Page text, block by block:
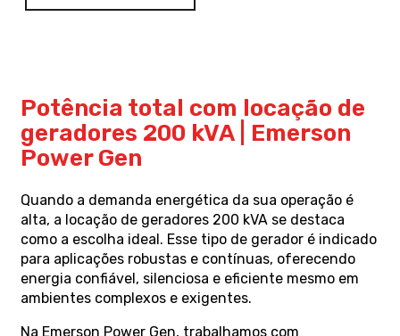
Potência total com locação de
geradores 200 kVA | Emerson
Power Gen
Quando a demanda energética da sua operação é
alta, a locação de geradores 200 kVA se destaca
como a escolha ideal. Esse tipo de gerador é indicado
para aplicações robustas e contínuas, oferecendo
energia confiável, silenciosa e eficiente mesmo em
ambientes complexos e exigentes.
Na Emerson Power Gen, trabalhamos com